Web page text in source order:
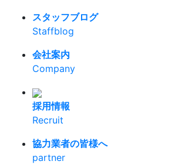
スタッフブログ
Staffblog
会社案内
Company
採用情報
Recruit
協力業者の皆様へ
partner